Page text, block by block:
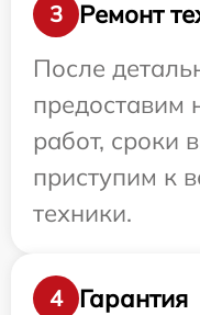
3
Ремонт
После
предоставим
работ, сроки
приступим к
техники.
4
Гарантия